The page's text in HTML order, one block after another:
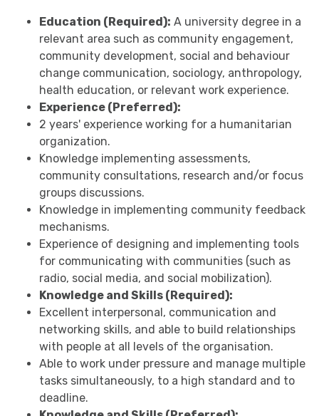
Education (Required): A university degree in a
relevant area such as community engagement,
community development, social and behaviour
change communication, sociology, anthropology,
health education, or relevant work experience.
Experience (Preferred):
2 years' experience working for a humanitarian
organization.
Knowledge implementing assessments,
community consultations, research and/or focus
groups discussions.
Knowledge in implementing community feedback
mechanisms.
Experience of designing and implementing tools
for communicating with communities (such as
radio, social media, and social mobilization).
Knowledge and Skills (Required):
Excellent interpersonal, communication and
networking skills, and able to build relationships
with people at all levels of the organisation.
Able to work under pressure and manage multiple
tasks simultaneously, to a high standard and to
deadline.